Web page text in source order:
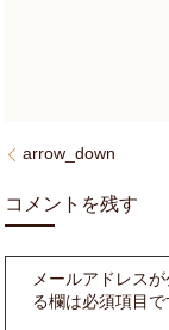
arrow_down
コメントを残す
メールアドレス
る欄は必須項目で